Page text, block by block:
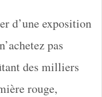
d’une exposition
pas
des milliers
rouge,